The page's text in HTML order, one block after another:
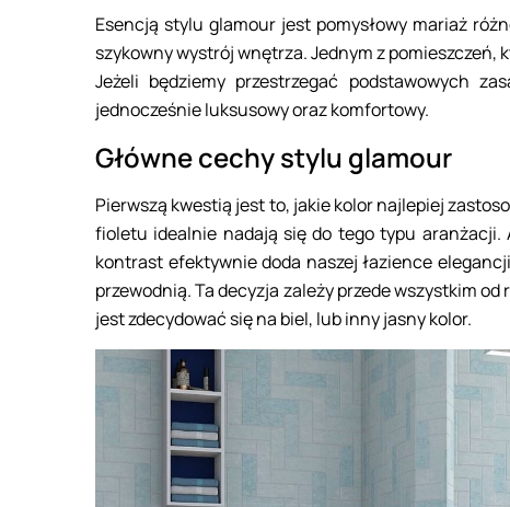
Esencją stylu glamour jest pomysłowy mariaż
szykowny wystrój wnętrza. Jednym z pomieszczeń,
Jeżeli będziemy przestrzegać podstawowych
jednocześnie luksusowy oraz komfortowy.
Główne cechy stylu glamour
Pierwszą kwestią jest to, jakie kolor najlepiej
fioletu idealnie nadają się do tego typu
kontrast efektywnie doda naszej łazience
przewodnią. Ta decyzja zależy przede wszystkim
jest zdecydować się na biel, lub inny jasny kolor.